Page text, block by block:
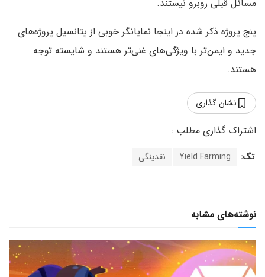
مسائل قبلی روبرو نیستند.
پنج پروژه‌ ذکر شده در اینجا نمایانگر خوبی از پتانسیل پروژه‌های
جدید و ایمن‌تر با ویژگی‌های غنی‌تر هستند و شایسته توجه
هستند.
نشان گذاری
تگ: Yield Farming نقدینگی
نوشته‌های مشابه